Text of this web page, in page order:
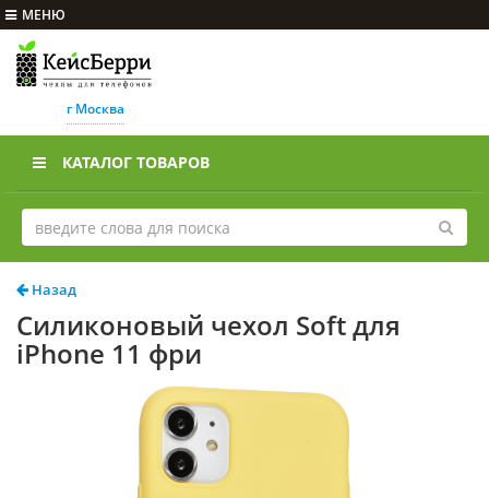
МЕНЮ
г Москва
КАТАЛОГ ТОВАРОВ
Назад
Силиконовый чехол Soft для
iPhone 11 фри